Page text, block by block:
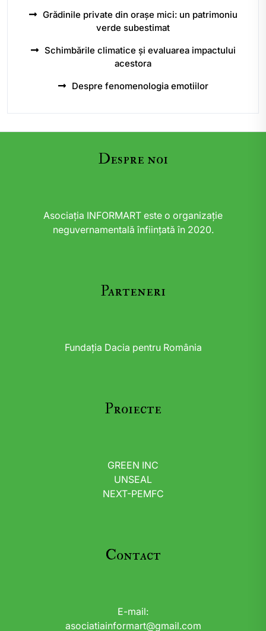
Grădinile private din orașe mici: un patrimoniu
verde subestimat
Schimbările climatice și evaluarea impactului
acestora
Despre fenomenologia emotiilor
Despre noi
Asociația INFORMART este o organizație
neguvernamentală înființată în 2020.
Parteneri
Fundația Dacia pentru România
Proiecte
GREEN INC
UNSEAL
NEXT-PEMFC
Contact
E-mail:
asociatiainformart@gmail.com